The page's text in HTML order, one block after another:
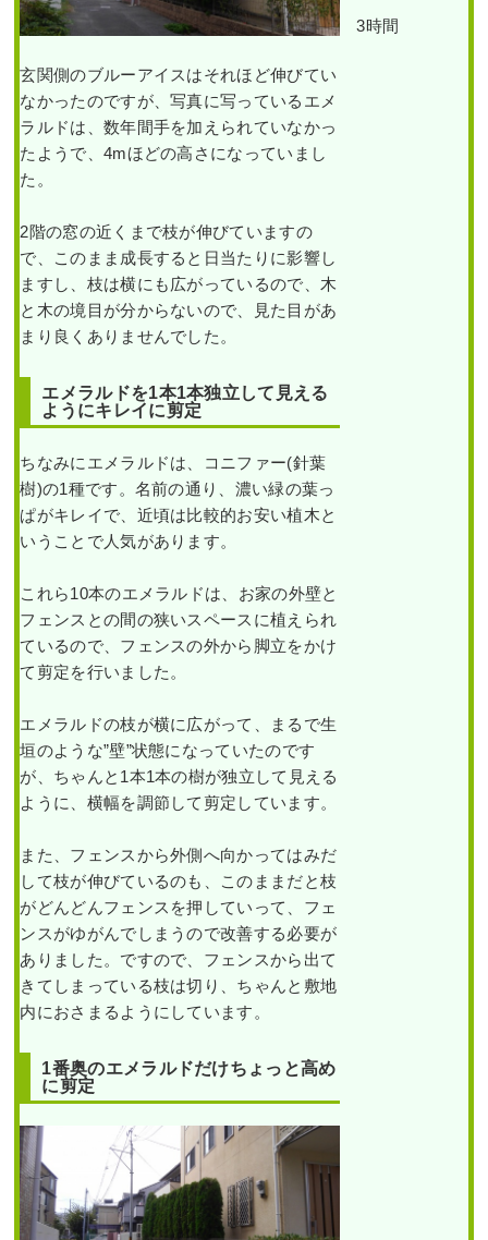
玄関側のブルーアイスはそれほど伸びてい
なかったのですが、写真に写っているエメ
ラルドは、数年間手を加えられていなかっ
たようで、4mほどの高さになっていまし
た。
2階の窓の近くまで枝が伸びていますの
で、このまま成長すると日当たりに影響し
ますし、枝は横にも広がっているので、木
と木の境目が分からないので、見た目があ
まり良くありませんでした。
エメラルドを1本1本独立して見える
ようにキレイに剪定
ちなみにエメラルドは、コニファー(針葉
樹)の1種です。名前の通り、濃い緑の葉っ
ぱがキレイで、近頃は比較的お安い植木と
いうことで人気があります。
これら10本のエメラルドは、お家の外壁と
フェンスとの間の狭いスペースに植えられ
ているので、フェンスの外から脚立をかけ
て剪定を行いました。
エメラルドの枝が横に広がって、まるで生
垣のような”壁”状態になっていたのです
が、ちゃんと1本1本の樹が独立して見える
ように、横幅を調節して剪定しています。
また、フェンスから外側へ向かってはみだ
して枝が伸びているのも、このままだと枝
がどんどんフェンスを押していって、フェ
ンスがゆがんでしまうので改善する必要が
ありました。ですので、フェンスから出て
きてしまっている枝は切り、ちゃんと敷地
内におさまるようにしています。
1番奥のエメラルドだけちょっと高め
に剪定
3時間